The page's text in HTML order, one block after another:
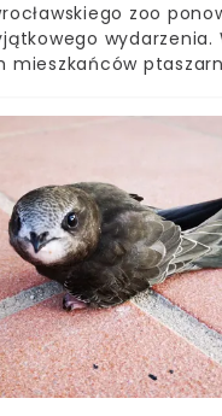
zoo
wydarzenia.
mieszkańców
w środowisku
Narodziny ptaków
i nadzieję na
obliczu zagrożeń, z
na wolności